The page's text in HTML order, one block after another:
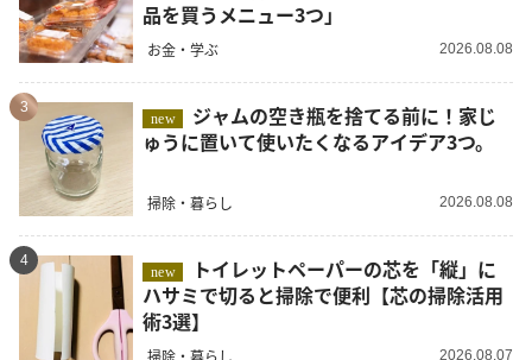
品を買うメニュー3つ」
お金・学ぶ 2026.08.08
3
new
ゅうに置いて使いたくなるアイデア3つ。
掃除・暮らし 2026.08.08
4
new
ハサミで切ると掃除で便利【芯の掃除活用
術3選】
掃除・暮らし 2026.08.07